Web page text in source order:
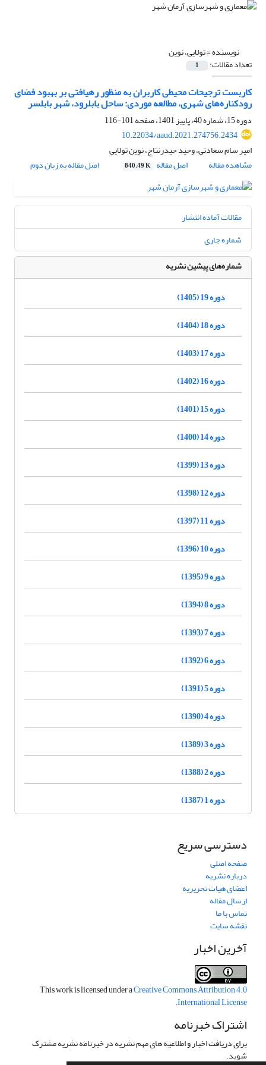
نویسنده =تولایی، نوین
تعداد مقالات: 1
کاربست ترجیحات محیطی کاربران به منظور رهیافتی بر بهبود فضای
رودکناره‌‌های شهری، مطالعه موردی: ساحل بابلرود، شهر بابلسر
دوره 15، شماره 40، پاییز 1401، صفحه
101-116
10.22034/aaud.2021.274756.2434
امیر سام سعادتی، وحید حیدرنتاج، نوین تولایی
مشاهده مقاله
اصل مقاله 840.49 K اصل مقاله به زبان دوم
مقالات آماده انتشار
شماره جاری
شماره‌های پیشین نشریه
دوره 19 (1405)
دوره 18 (1404)
دوره 17 (1403)
دوره 16 (1402)
دوره 15 (1401)
دوره 14 (1400)
دوره 13 (1399)
دوره 12 (1398)
دوره 11 (1397)
دوره 10 (1396)
دوره 9 (1395)
دوره 8 (1394)
دوره 7 (1393)
دوره 6 (1392)
دوره 5 (1391)
دوره 4 (1390)
دوره 3 (1389)
دوره 2 (1388)
دوره 1 (1387)
دسترسی سریع
صفحه اصلی
درباره نشریه
اعضای هیات تحریریه
ارسال مقاله
تماس با ما
نقشه سایت
آخرین اخبار
This work is licensed under aCreative Commons Attribution 4.0
International License
.
اشتراک خبرنامه
برای دریافت اخبار و اطلاعیه های مهم نشریه در خبرنامه نشریه مشترک
شوید.